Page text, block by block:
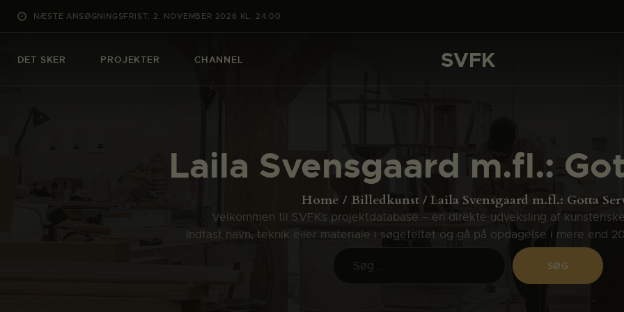
NÆSTE ANSØGNINGSFRIST: 2. NOVEMBER 2026 KL. 24:00
DET SKER PROJEKTER CHANNEL SVFK
Laila Svensgaard m.fl.:
Home Billedkunst Laila Svensgaard m.fl.: Gotta
Velkommen til SVFKs projektdatabase – en direkte udveksling af
Indtast navn, teknik eller materiale i søgefeltet og gå på opdagelse i mere end
SVFK
PROJEKTER
CHANNEL
OM SVFK
ENGLISH